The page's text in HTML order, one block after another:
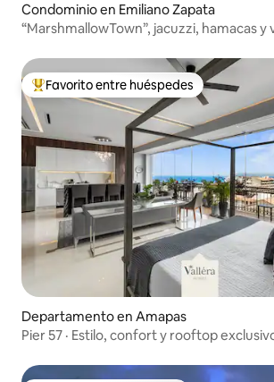
Condominio en Emiliano Zapata
“MarshmallowTown”, jacuzzi, hamacas y
De los mejores en Favorito entre
Favorito entre huéspedes
Departamento en Amapas
Pier 57 · Estilo, confort y rooftop